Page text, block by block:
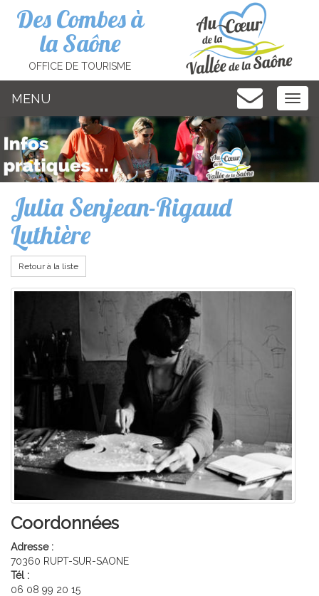
Des Combes à
la Saône
OFFICE DE TOURISME
MENU
Julia Senjean-Rigaud
Luthière
Retour à la liste
Coordonnées
Adresse :
70360 RUPT-SUR-SAONE
Tél :
06 08 99 20 15